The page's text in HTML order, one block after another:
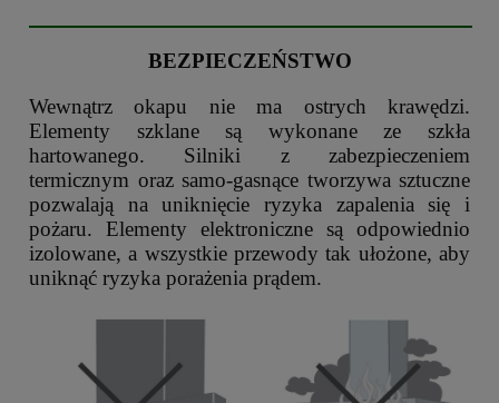
BEZPIECZEŃSTWO
Wewnątrz okapu nie ma ostrych krawędzi.
Elementy szklane są wykonane ze szkła
hartowanego. Silniki z zabezpieczeniem
termicznym oraz samo-gasnące tworzywa sztuczne
pozwalają na uniknięcie ryzyka zapalenia się i
pożaru. Elementy elektroniczne są odpowiednio
izolowane, a wszystkie przewody tak ułożone, aby
uniknąć ryzyka porażenia prądem.